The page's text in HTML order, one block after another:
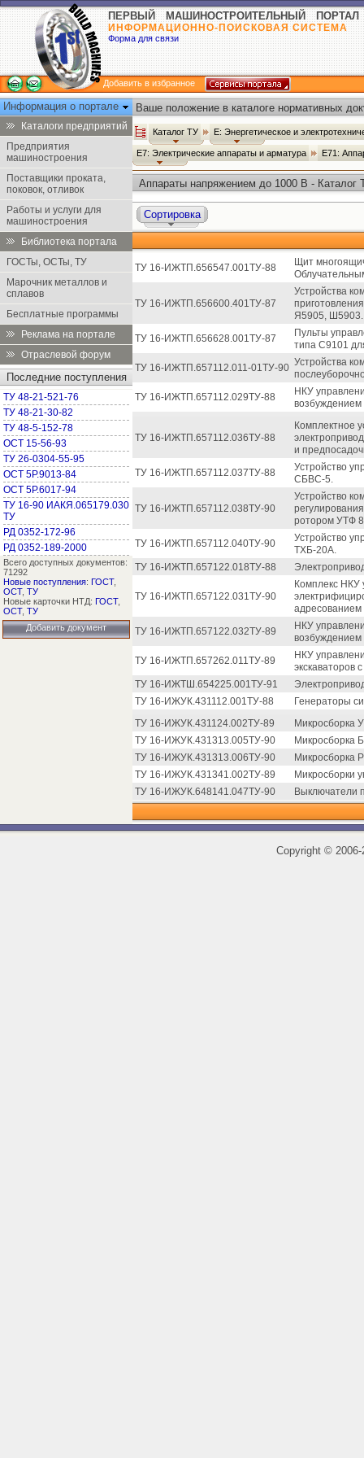
ПЕРВЫЙ МАШИНОСТРОИТЕЛЬНЫЙ ПОРТАЛ
ИНФОРМАЦИОННО-ПОИСКОВАЯ СИСТЕМА
Форма для связи
Добавить в избранное
Информация о портале
Каталоги предприятий
Предприятия
машиностроения
Поставщики проката,
поковок, отливок
Работы и услуги для
машиностроения
Библиотека портала
ГОСТы, ОСТы, ТУ
Марочник металлов и
сплавов
Бесплатные программы
Реклама на портале
Отраслевой форум
Последние поступления
ТУ 48-21-521-76
ТУ 48-21-30-82
ТУ 48-5-152-78
ОСТ 15-56-93
ТУ 26-0304-55-95
ОСТ 5Р.9013-84
ОСТ 5Р.6017-94
ТУ 16-90 ИАКЯ.065179.030
ТУ
РД 0352-172-96
РД 0352-189-2000
Всего доступных документов:
71292
Новые поступления: ГОСТ,
ОСТ, ТУ
Новые карточки НТД: ГОСТ,
ОСТ, ТУ
Добавить документ
Ваше положение в каталоге нормативных
Каталог ТУ Е: Энергетическое и
Е7: Электрические аппараты и арматура Е71:
Аппараты напряжением до 1000 В - Каталог
Сортировка
ТУ 16-ИЖТП.656547.001ТУ-88
Щит
ТУ 16-ИЖТП.656600.401ТУ-87
Устройства
Я5905, Ш5903.
ТУ 16-ИЖТП.656628.001ТУ-87
Пульты
типа С9101
ТУ 16-ИЖТП.657112.011-01ТУ-90 Устройства
ТУ 16-ИЖТП.657112.029ТУ-88
НКУ
возбуждением
ТУ 16-ИЖТП.657112.036ТУ-88
Комплектное
и
ТУ 16-ИЖТП.657112.037ТУ-88
Устройство
СБВС-5.
ТУ 16-ИЖТП.657112.038ТУ-90
Устройство
ротором УТФ
ТУ 16-ИЖТП.657112.040ТУ-90
Устройство
ТХБ-20А.
ТУ 16-ИЖТП.657122.018ТУ-88
ТУ 16-ИЖТП.657122.031ТУ-90
Комплекс НКУ
ТУ 16-ИЖТП.657122.032ТУ-89
НКУ
возбуждением
ТУ 16-ИЖТП.657262.011ТУ-89
НКУ
экскаваторов
ТУ 16-ИЖТШ.654225.001ТУ-91
ТУ 16-ИЖУК.431112.001ТУ-88
Генераторы
ТУ 16-ИЖУК.431124.002ТУ-89
Микросборка
ТУ 16-ИЖУК.431313.005ТУ-90
Микросборка
ТУ 16-ИЖУК.431313.006ТУ-90
Микросборка
ТУ 16-ИЖУК.431341.002ТУ-89
Микросборки
ТУ 16-ИЖУК.648141.047ТУ-90
Выключатели
Copyright ©